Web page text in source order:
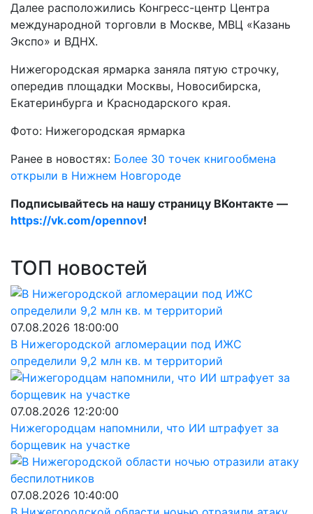
Далее расположились Конгресс-центр Центра
международной торговли в Москве, МВЦ «Казань
Экспо» и ВДНХ.
Нижегородская ярмарка заняла пятую строчку,
опередив площадки Москвы, Новосибирска,
Екатеринбурга и Краснодарского края.
Фото: Нижегородская ярмарка
Ранее в новостях: Более 30 точек книгообмена
открыли в Нижнем Новгороде
Подписывайтесь на нашу страницу ВКонтакте —
https://vk.com/opennov!
ТОП новостей
07.08.2026 18:00:00
В Нижегородской агломерации под ИЖС
определили 9,2 млн кв. м территорий
07.08.2026 12:20:00
Нижегородцам напомнили, что ИИ штрафует за
борщевик на участке
07.08.2026 10:40:00